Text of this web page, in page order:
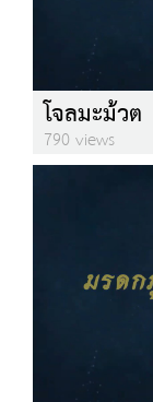
โจลมะม้วต
790 views